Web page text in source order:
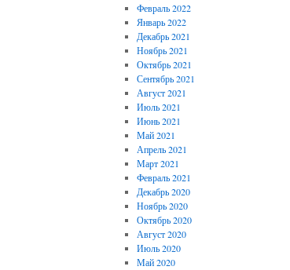
Февраль 2022
Январь 2022
Декабрь 2021
Ноябрь 2021
Октябрь 2021
Сентябрь 2021
Август 2021
Июль 2021
Июнь 2021
Май 2021
Апрель 2021
Март 2021
Февраль 2021
Декабрь 2020
Ноябрь 2020
Октябрь 2020
Август 2020
Июль 2020
Май 2020